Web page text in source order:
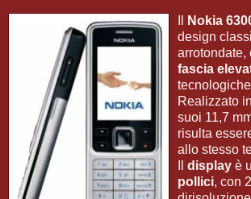
Nokia
design
arrotondate,
fascia
Realizzato
suoi 11,7
risulta
allo stesso
display è
pollici, con